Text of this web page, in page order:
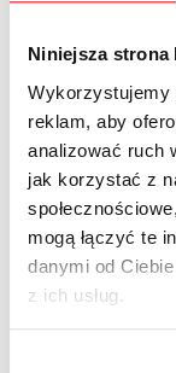
Niniejsza
Wykorzystujemy
reklam, aby
analizować ruch
jak korzystać z
mogą łączyć te
danymi od
z ich usług.
Imię i
Adres e-mail:
Nazwa firmy: